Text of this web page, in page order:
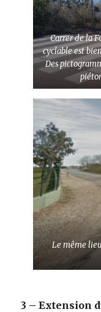
Carrer de la
cyclable est
Des
Le même
3 – Extension